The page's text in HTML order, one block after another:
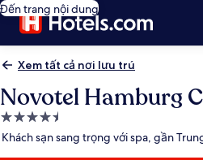
Đến trang nội dung
Xem tất cả nơi lưu trú
Novotel Hamburg
Nơi
lưu
Khách sạn sang trọng với spa, gần